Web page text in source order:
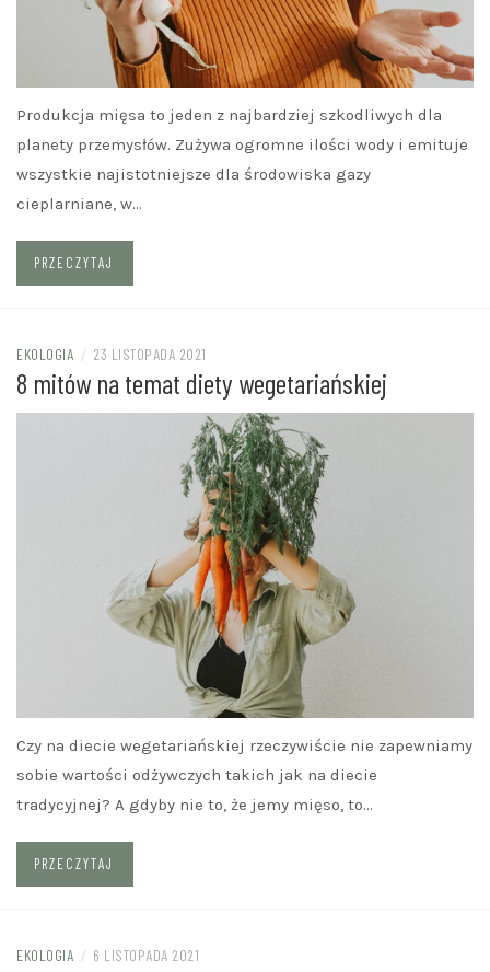
Produkcja mięsa to jeden z najbardziej szkodliwych dla
planety przemysłów. Zużywa ogromne ilości wody i emituje
wszystkie najistotniejsze dla środowiska gazy
cieplarniane, w…
PRZECZYTAJ
EKOLOGIA / 23 LISTOPADA 2021
8 mitów na temat diety wegetariańskiej
Czy na diecie wegetariańskiej rzeczywiście nie zapewniamy
sobie wartości odżywczych takich jak na diecie
tradycyjnej? A gdyby nie to, że jemy mięso, to…
PRZECZYTAJ
EKOLOGIA / 6 LISTOPADA 2021